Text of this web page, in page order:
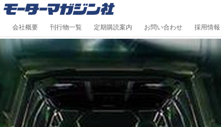
会社概要 刊行物一覧 定期購読案内 お問い合わせ 採用情報